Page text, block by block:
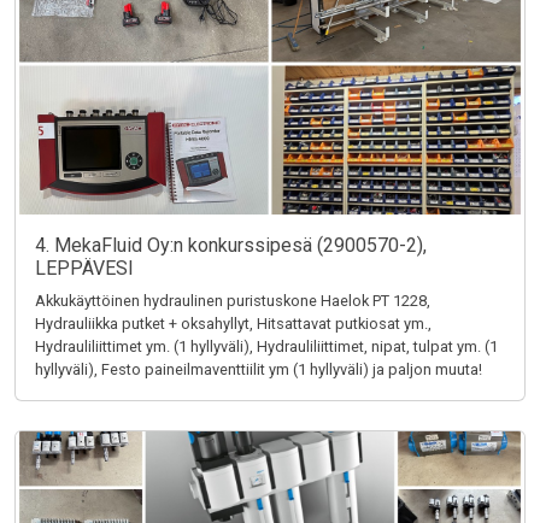
4. MekaFluid Oy:n konkurssipesä (2900570-2),
LEPPÄVESI
Akkukäyttöinen hydraulinen puristuskone Haelok PT 1228,
Hydrauliikka putket + oksahyllyt, Hitsattavat putkiosat ym.,
Hydrauliliittimet ym. (1 hyllyväli), Hydrauliliittimet, nipat, tulpat ym. (1
hyllyväli), Festo paineilmaventtiilit ym (1 hyllyväli) ja paljon muuta!